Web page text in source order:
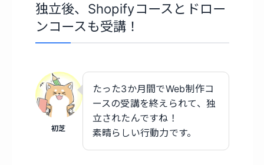
独立後、Shopifyコースとドロー
ンコースも受講！
初芝
たった3か月間でWeb制作コ
ースの受講を終えられて、独
立されたんですね！
素晴らしい行動力です。